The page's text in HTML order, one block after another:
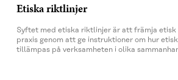
Etiska riktlinjer
Syftet med etiska riktlinjer är att främja
praxis genom att ge instruktioner om hur
tillämpas på verksamheten i olika